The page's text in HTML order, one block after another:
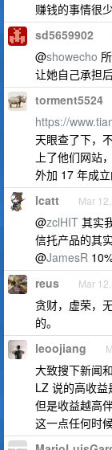
赚钱的事情很
sd5659902
@showecho
让她自己承担
torment5524
https://
天眼查了下，
上了他们网站
外加 17 年成
lcatt Mar
@zclHIT 其实
信托产品的其
@JamesR
reus Mar
贪财，虚荣，
的。
leoojiang
大致搜下新闻
LZ 说的高收益
但是收益越高
这一点任何时